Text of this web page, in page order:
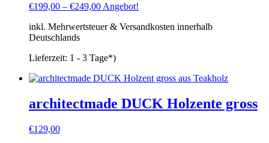
€199,00 – €249,00 Angebot!
inkl. Mehrwertsteuer & Versandkosten innerhalb
Deutschlands
Lieferzeit: 1 - 3 Tage*)
architectmade DUCK Holzente gross
€129,00